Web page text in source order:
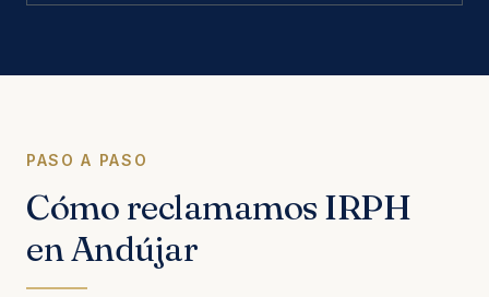
PASO A PASO
Cómo reclamamos IRPH
en Andújar